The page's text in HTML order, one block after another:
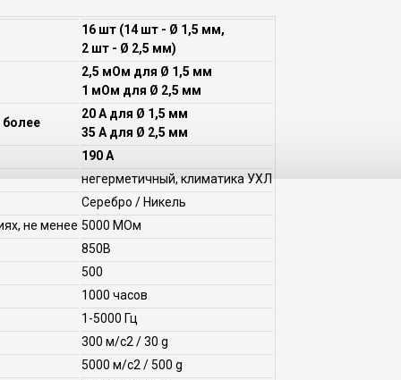
16 шт (14 шт - Ø 1,5 мм,
2 шт - Ø 2,5 мм)
2,5 мОм для Ø 1,5 мм
1 мОм для Ø 2,5 мм
более
20 А для Ø 1,5 мм
35 А для Ø 2,5 мм
190 А
негерметичный, климатика УХЛ
Серебро / Никель
не менее 5000 МОм
850В
500
1000 часов
1-5000 Гц
300 м/с2 / 30 g
5000 м/с2 / 500 g